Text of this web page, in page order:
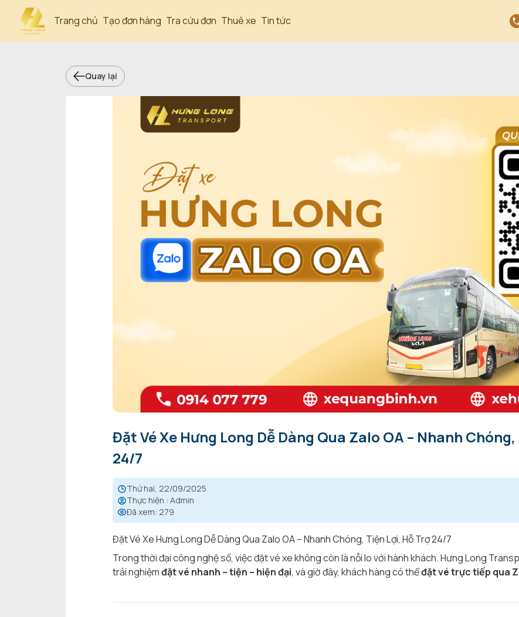
Trang chủ Tạo đơn hàng Tra cứu đơn Thuê xe Tin tức
Quay lại
Đặt Vé Xe Hưng Long Dễ Dàng Qua Zalo OA – Nhanh
24/7
thứ hai, 22/09/2025
Thực hiện : Admin
Đã xem: 279
Đặt Vé Xe Hưng Long Dễ Dàng Qua Zalo OA – Nhanh Chóng, Tiện Lợi, Hỗ Trợ 24/7
Trong thời đại công nghệ số, việc đặt vé xe không còn là nỗi lo với hành khách. Hưng Long
trải nghiệmđặt vé nhanh – tiện – hiện đại, và giờ đây, khách hàng có thểđặt vé trực tiếp qua